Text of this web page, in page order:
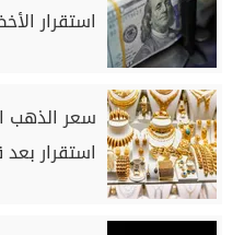
استقرار
سعر الذهب
استقرار بعد